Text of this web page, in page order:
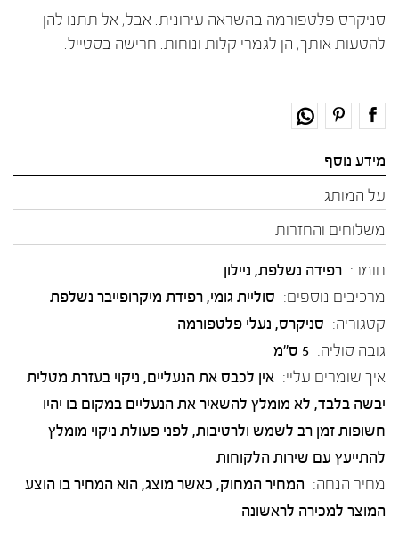
סניקרס פלטפורמה בהשראה עירונית. אבל, אל תתנו להן
להטעות אותך, הן לגמרי קלות ונוחות. חרישה בסטייל.
מידע נוסף
על המותג
משלוחים והחזרות
חומר: רפידה נשלפת, ניילון
מרכיבים נוספים: סוליית גומי, רפידת מיקרופייבר נשלפת
קטגוריה: סניקרס, נעלי פלטפורמה
גובה סוליה: 5 ס"מ
איך שומרים עליי: אין לכבס את הנעליים, ניקוי בעזרת מטלית
יבשה בלבד, לא מומלץ להשאיר את הנעליים במקום בו יהיו
חשופות זמן רב לשמש ולרטיבות, לפני פעולת ניקוי מומלץ
להתייעץ עם שירות הלקוחות
מחיר הנחה: המחיר המחוק, כאשר מוצג, הוא המחיר בו הוצע
המוצר למכירה לראשונה